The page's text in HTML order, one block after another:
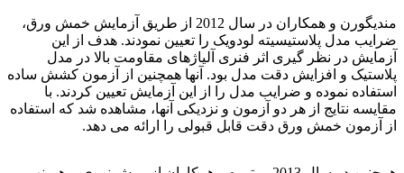
مندیگورن و همکاران در سال 2012 از طریق آزمایش خمش ورق،
ضرایب مدل پلاستیسیته لودویک را تعیین نمودند. هدف از این
آزمایش در نظر گیری اثر فنری آلیاژهای مقاومت بالا در مدل
پلاستیک و افزایش دقت مدل بود. آنها همچنین از آزمون کشش ساده
استفاده نموده و ضرایب مدل را از این آزمایش تعیین کردند. با
مقایسه نتایج از هر دو آزمون و نزدیکی آنها، مشاهده شد که استفاده
از آزمون خمش ورق دقت قابل قبولی را ارائه می دهد.